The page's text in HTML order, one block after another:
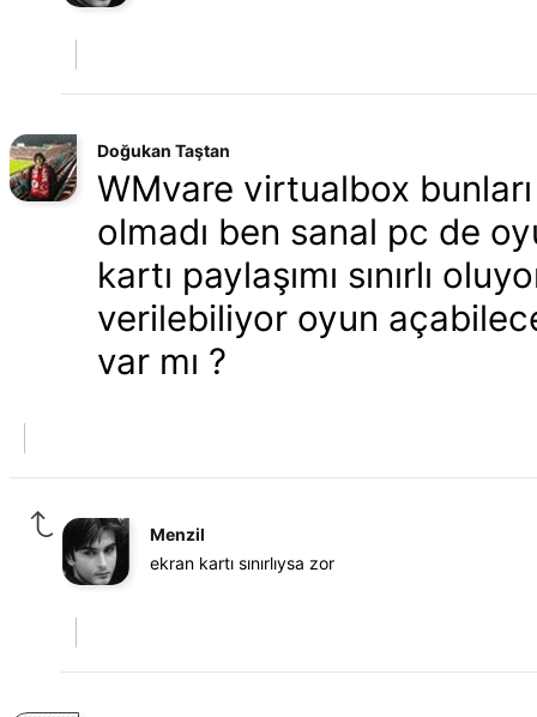
Doğukan Taştan
WMvare virtualbox
olmadı ben sanal pc de
kartı paylaşımı sınırlı
verilebiliyor oyun
var mı ?
Menzil
ekran kartı sınırlıysa zor